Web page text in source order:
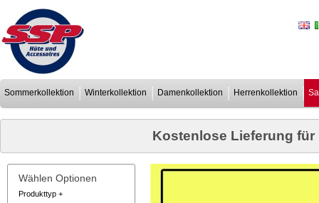
Sommerkollektion Winterkollektion Damenkollektion Herrenkollektion
Kostenlose Lieferung für
Wählen Optionen
Produkttyp +